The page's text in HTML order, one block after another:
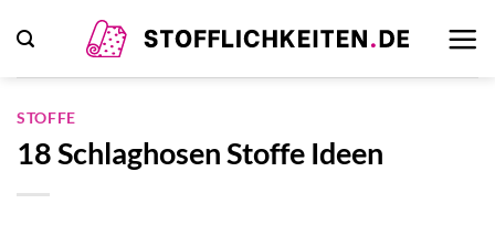
Inhalt
springen
STOFFE
18 Schlaghosen Stoffe Ideen